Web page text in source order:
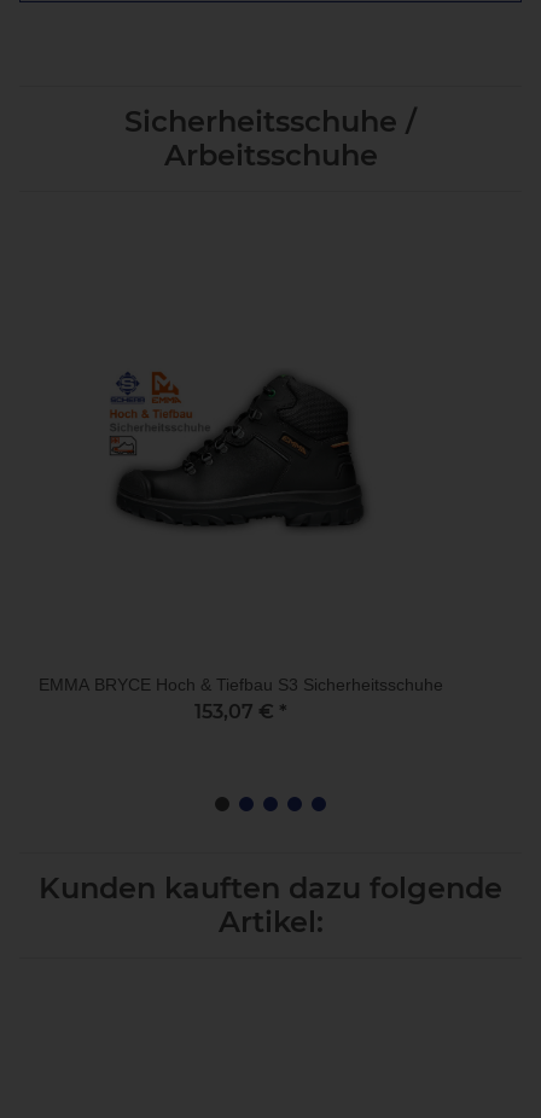
Sicherheitsschuhe /
Arbeitsschuhe
EMMA BRYCE Hoch & Tiefbau S3 Sicherheitsschuhe
153,07 € *
Kunden kauften dazu folgende
Artikel: